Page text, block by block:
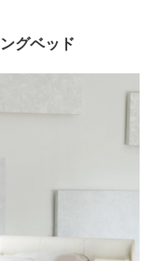
グベッド